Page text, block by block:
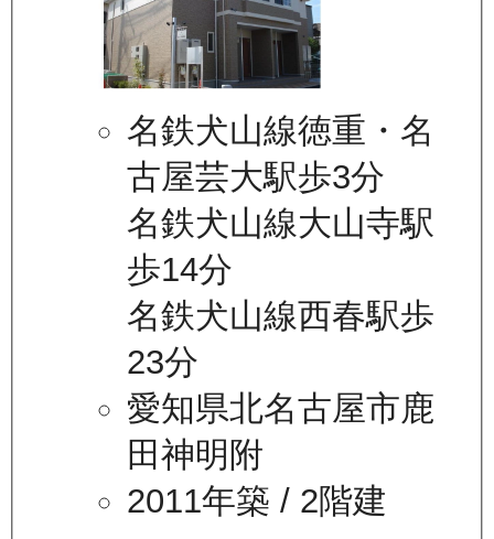
名鉄犬山線徳重・名
古屋芸大駅歩3分
名鉄犬山線大山寺駅
歩14分
名鉄犬山線西春駅歩
23分
愛知県北名古屋市鹿
田神明附
2011年築 / 2階建